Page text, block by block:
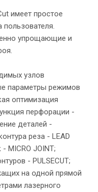
имеет простое
пользователя.
упрощающие и
узлов
параметры режимов
оптимизация
перфорации -
деталей -
реза - LEAD
MICRO JOINT;
- PULSECUT;
на одной прямой
лазерного